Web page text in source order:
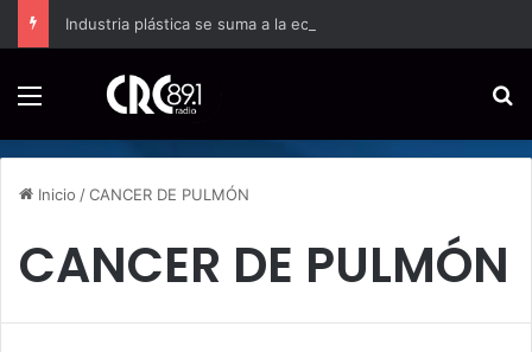
Industria plástica se suma a la economía circular
Inicio /CANCER DE PULMÓN
CANCER DE PULMÓN